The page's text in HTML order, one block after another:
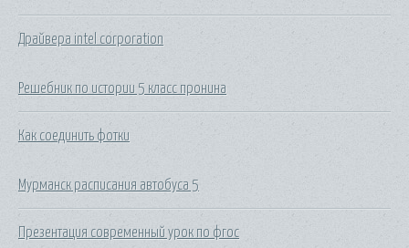
Драйвера intel corporation
Решебник по истории 5 класс пронина
Как соединить фотки
Мурманск расписания автобуса 5
Презентация современный урок по фгос